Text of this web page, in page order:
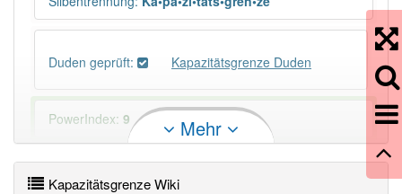
Duden geprüft: Kapazitätsgrenze Duden
PowerIndex: 9
Häufigkeit: 4 von 10
Mehr
Kapazitätsgrenze Wiki